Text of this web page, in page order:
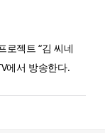
로젝트 “김 씨네
에서 방송한다.